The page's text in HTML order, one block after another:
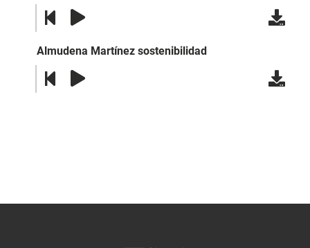
Almudena Martínez sostenibilidad